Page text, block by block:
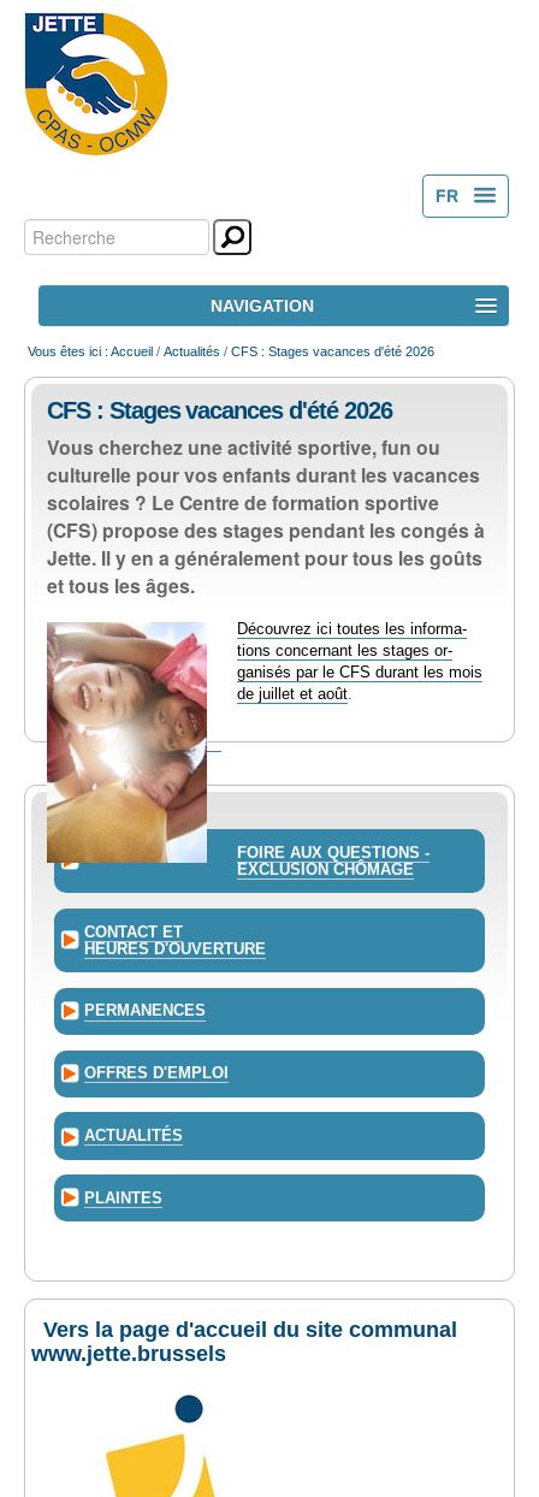
FR
Outils
personnels
Chercher par
Recherche
NAVIGATION
ACCUEIL
LE CPAS
ACTION SOCIALE
EMPLOI
AIDE ALIMENTAIRE
SENIORS
CULTURE ET JEUNESSE
Vous êtes ici : Accueil / Actualités / CFS : Stages vacances d'été 2026
CFS : Stages vacances d'été 2026
Vous cherchez une activité sportive, fun ou
culturelle pour vos enfants durant les vacances
sco­laires ? Le Centre de formation sportive
(CFS) propose des stages pendant les congés à
Jette. Il y en a généralement pour tous les goûts
et tous les âges.
Découvrez ici toutes les informa­
tions concernant les stages or­
ganisés par le CFS durant les mois
de juillet et août.
FOIRE AUX QUESTIONS -
EXCLUSION CHÔMAGE
CONTACT ET
HEURES D'OUVERTURE
PERMANENCES
OFFRES D'EMPLOI
ACTUALITÉS
PLAINTES
Vers la page d'accueil du site communal
www.jette.brussels